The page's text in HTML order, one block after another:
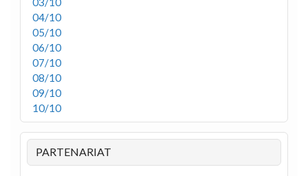
04/10
05/10
06/10
07/10
08/10
09/10
10/10
PARTENARIAT